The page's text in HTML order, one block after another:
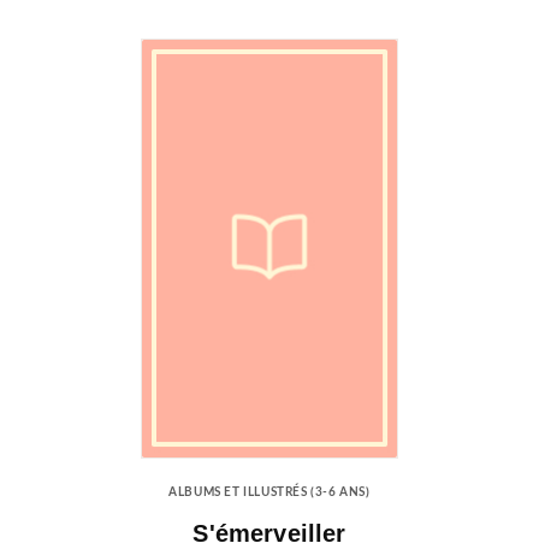
ALBUMS ET ILLUSTRÉS (3-6 ANS)
S'émerveiller